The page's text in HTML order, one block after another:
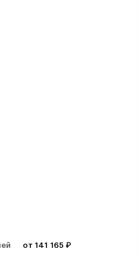
от 141 165 ₽